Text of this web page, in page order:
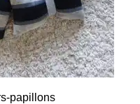
papillons